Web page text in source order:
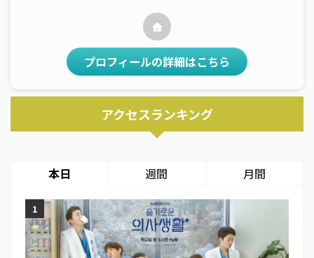
プロフィールの詳細はこちら
アクセスランキング
本日 週間 月間